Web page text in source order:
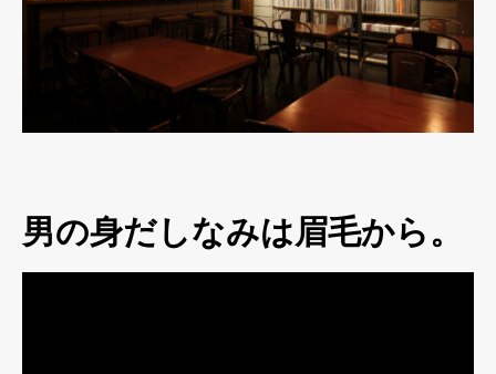
男の身だしなみは眉毛から。